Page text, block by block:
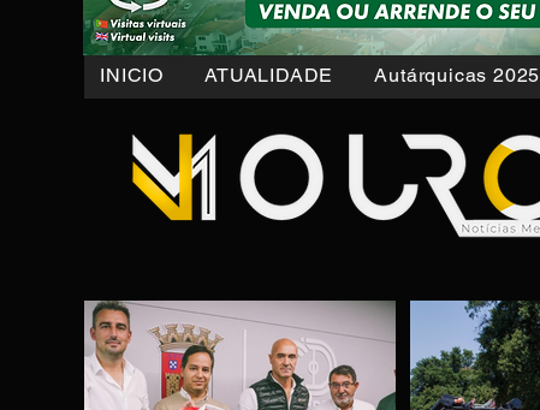
INICIO ATUALIDADE Autárquicas 2025